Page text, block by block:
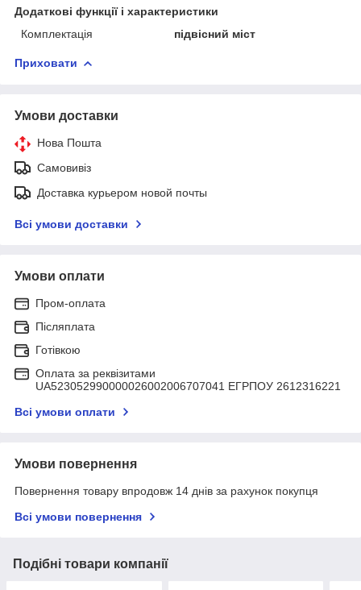
Додаткові функції і характеристики
Комплектація
підвісний міст
Приховати
Умови доставки
Нова Пошта
Самовивіз
Доставка курьером новой почты
Всі умови доставки
Умови оплати
Пром-оплата
Післяплата
Готівкою
Оплата за реквізитами
UA523052990000026002006707041 ЕГРПОУ 2612316221
Всі умови оплати
Умови повернення
Повернення товару впродовж 14 днів за рахунок покупця
Всі умови повернення
Подібні товари компанії